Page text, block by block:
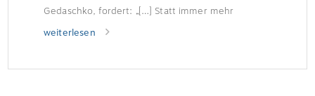
Gedaschko, fordert: „[…] Statt immer mehr
Bremsen brauchen wir drastisch mehr bezahlbaren
ZweifamilienhäuserWie das Statistische Bundesamt
weiterlesen